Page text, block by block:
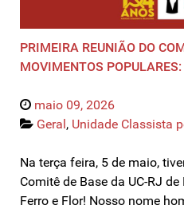
PRIMEIRA REUNIÃO DO
MOVIMENTOS POPULARES:
maio 09, 2026
Geral, Unidade Classista
Na terça feira, 5 de maio,
Comitê de Base da UC-RJ
Ferro e Flor! Nosso nome